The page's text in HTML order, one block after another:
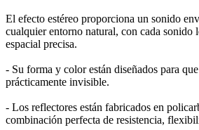
El efecto estéreo proporciona un sonido
cualquier entorno natural, con cada sonido
espacial precisa.
- Su forma y color están diseñados para
prácticamente invisible.
- Los reflectores están fabricados en
combinación perfecta de resistencia,